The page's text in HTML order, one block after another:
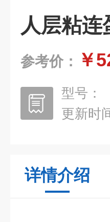
人层粘
参考价： ￥
型号：
更新时
详情介绍